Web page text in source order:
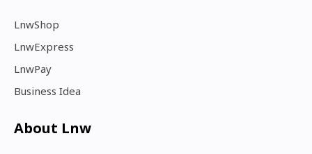
LnwShop
LnwExpress
LnwPay
Business Idea
About Lnw​